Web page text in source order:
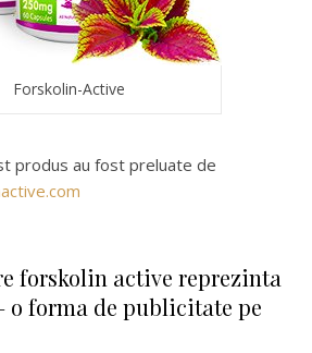
Forskolin-Active
produs au fost preluate de
forskolin active reprezinta
o forma de publicitate pe